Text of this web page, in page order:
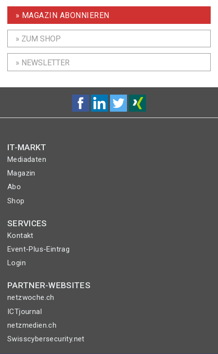
» MAGAZIN ABONNIEREN
» ZUM SHOP
» NEWSLETTER
IT-MARKT
Mediadaten
Magazin
Abo
Shop
SERVICES
Kontakt
Event-Plus-Eintrag
Login
PARTNER-WEBSITES
netzwoche.ch
ICTjournal
netzmedien.ch
Swisscybersecurity.net